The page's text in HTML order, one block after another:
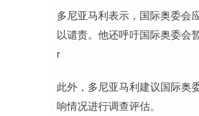
多尼亚马利表示，国际奥委会
以谴责。他还呼吁国际奥委会
r
此外，多尼亚马利建议国际奥
响情况进行调查评估。